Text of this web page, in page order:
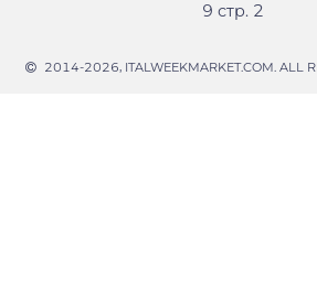
9 стр. 2
2014-2026, ITALWEEKMARKET.COM. ALL